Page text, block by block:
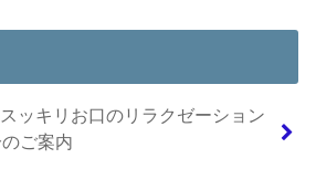
ッキリお口のリラクゼーション
ご案内